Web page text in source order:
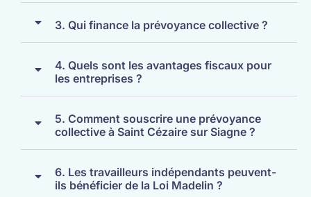
3. Qui finance la prévoyance collective ?
4. Quels sont les avantages fiscaux pour
les entreprises ?
5. Comment souscrire une prévoyance
collective à Saint Cézaire sur Siagne ?
6. Les travailleurs indépendants peuvent-
ils bénéficier de la Loi Madelin ?